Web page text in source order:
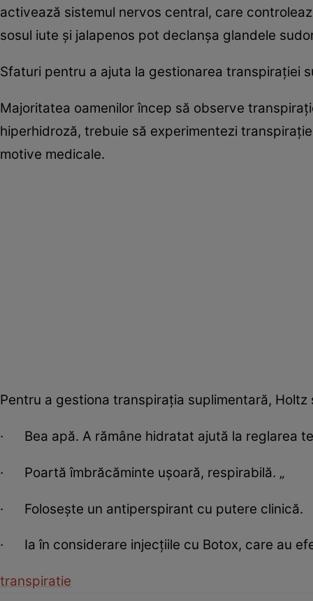
activează sistemul nervos central, care
sosul iute și jalapenos pot declanșa glandele
Sfaturi pentru a ajuta la gestionarea transpirației
Majoritatea oamenilor încep să observe
hiperhidroză, trebuie să experimentezi
motive medicale.
Pentru a gestiona transpirația suplimentară,
· Bea apă. A rămâne hidratat ajută la reglarea
· Poartă îmbrăcăminte ușoară, respirabilă. „
· Folosește un antiperspirant cu putere clinică.
· Ia în considerare injecțiile cu Botox, care au
transpiratie